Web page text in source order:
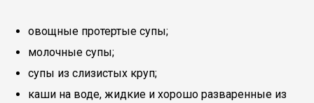
овощные протертые супы;
молочные супы;
супы из слизистых круп;
каши на воде, жидкие и хорошо разваренные из